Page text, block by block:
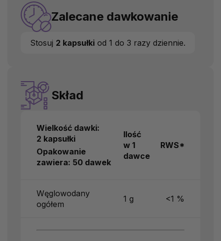
Zalecane dawkowanie
Stosuj 2 kapsułki od 1 do 3 razy dziennie.
Skład
Wielkość dawki:
2 kapsułki
Opakowanie
zawiera: 50 dawek
Ilość
w 1
dawce
RWS*
Węglowodany
ogółem
1 g <1 %